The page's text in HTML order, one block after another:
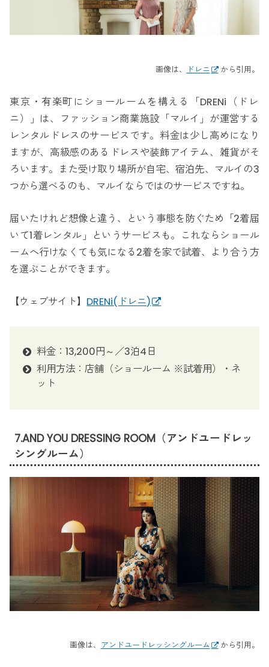
画像は、 ドレニ から引用。
東京・有楽町にショールームを構える「DRENi（ドレ
ニ）」は、ファッション商業施設「マルイ」が運営する
レンタルドレスのサービスです。料金は少し高めになり
ますが、高級感のあるドレスや装飾アイテム、雑貨がそ
ろいます。また受け取り場所が自宅、宿泊先、マルイの3
つから選べるのも、マルイならではのサービスですね。
届いたけれど想像と違う、という事態を防ぐため「2着届
いて1着レンタル」というサービスも。これならショール
ームへ行けなくても気になる2着を家で試着、より合う方
を選ぶことができます。
【ウェブサイト】 DRENi(ドレニ)
料金：13,200円～／3泊4日
利用方法：店舗（ショールーム ※試着用）・ネ
ット
7.AND YOU DRESSING ROOM（アンドユードレッ
シングルーム）
画像は、 アンドユードレッシングルーム から引用。